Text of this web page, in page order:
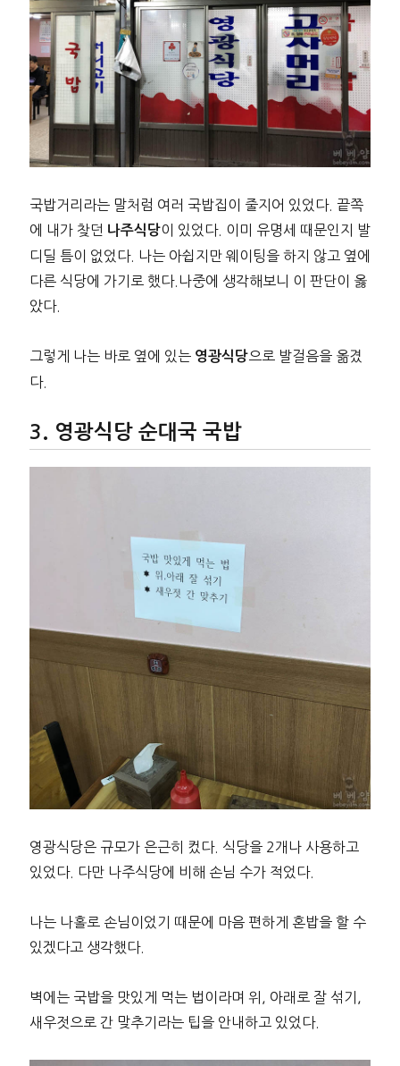
국밥거리라는 말처럼 여러 국밥집이 줄지어 있었다. 끝쪽
에 내가 찾던 나주식당이 있었다. 이미 유명세 때문인지 발
디딜 틈이 없었다. 나는 아쉽지만 웨이팅을 하지 않고 옆에
다른 식당에 가기로 했다.나중에 생각해보니 이 판단이 옳
았다.
그렇게 나는 바로 옆에 있는 영광식당으로 발걸음을 옮겼
다.
영광식당 순대국 국밥
영광식당은 규모가 은근히 컸다. 식당을 2개나 사용하고
있었다. 다만 나주식당에 비해 손님 수가 적었다.
나는 나홀로 손님이었기 때문에 마음 편하게 혼밥을 할 수
있겠다고 생각했다.
벽에는 국밥을 맛있게 먹는 법이라며 위, 아래로 잘 섞기,
새우젓으로 간 맞추기라는 팁을 안내하고 있었다.